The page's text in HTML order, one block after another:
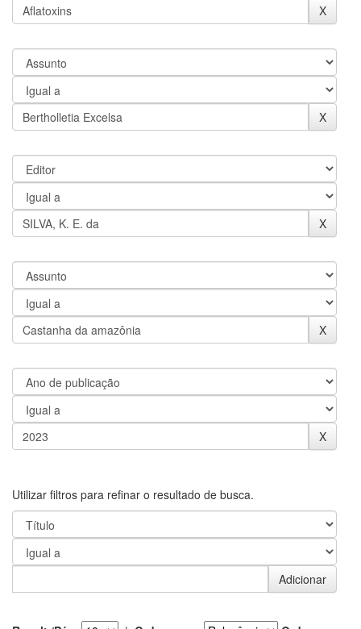
Utilizar filtros para refinar o resultado de busca.